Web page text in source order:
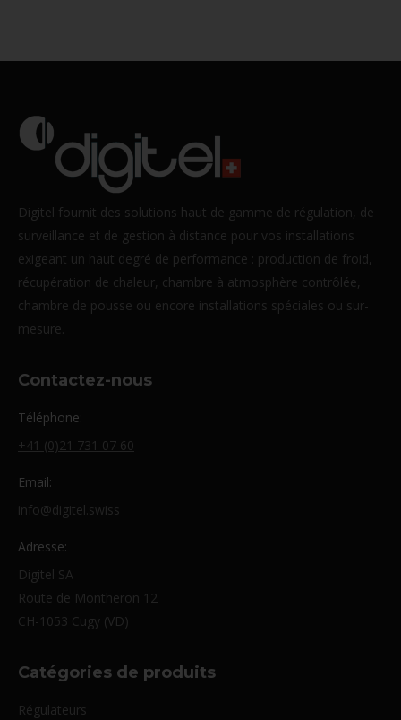
Digitel fournit des solutions haut de gamme de régulation, de
surveillance et de gestion à distance pour vos installations
exigeant un haut degré de performance : production de froid,
récupération de chaleur, chambre à atmosphère contrôlée,
chambre de pousse ou encore installations spéciales ou sur-
mesure.
Contactez-nous
Téléphone:
+41 (0)21 731 07 60
Email:
info@digitel.swiss
Adresse:
Digitel SA
Route de Montheron 12
CH-1053 Cugy (VD)
Catégories de produits
Régulateurs